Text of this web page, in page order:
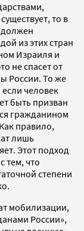
то в
должен
из этих стран
Израиля и
не спасет от
России. То же
человек
быть призван
гражданином
правило,
лишь
Этот подход
тем, что
степени
мобилизации,
России»,